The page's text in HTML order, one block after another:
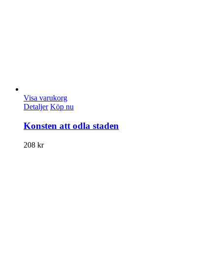
Visa varukorg
Detaljer Köp nu
Konsten att odla staden
208 kr